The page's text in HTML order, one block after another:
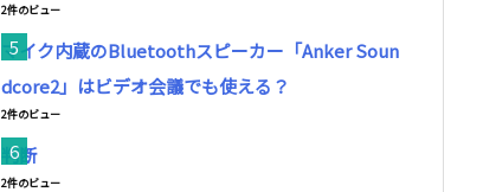
2件のビュー
マイク内蔵のBluetoothスピーカー「Anker Soun
dcore2」はビデオ会議でも使える？
2件のビュー
判断
2件のビュー